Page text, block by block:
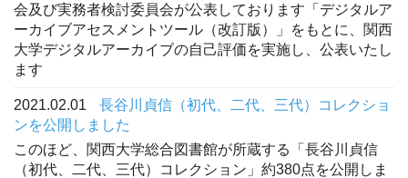
会及び実務者検討委員会が公表しております「デジタルア
ーカイブアセスメントツール（改訂版）」をもとに、関西
大学デジタルアーカイブの自己評価を実施し、公表いたし
ます
2021.02.01
長谷川貞信（初代、二代、三代）コレクショ
ンを公開しました
このほど、関西大学総合図書館が所蔵する「長谷川貞信
（初代、二代、三代）コレクション」約380点を公開しま